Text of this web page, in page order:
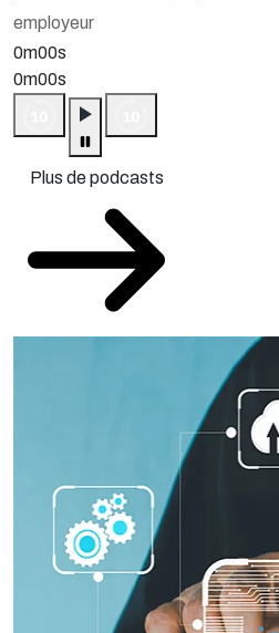
employeur
0m00s
0m00s
Plus de podcasts